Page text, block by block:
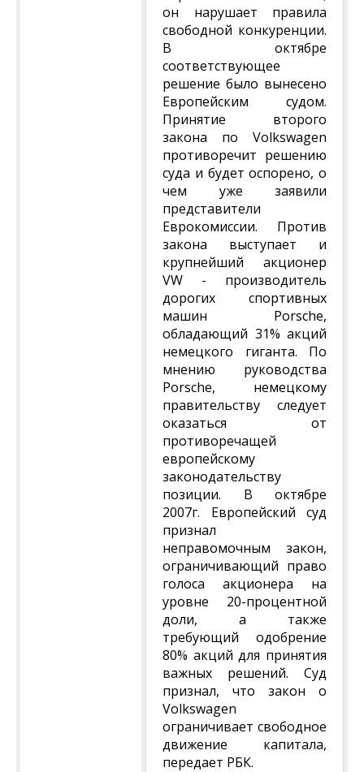
он нарушает правила
свободной конкуренции.
В октябре
соответствующее
решение было вынесено
Европейским судом.
Принятие второго
закона по Volkswagen
противоречит решению
суда и будет оспорено, о
чем уже заявили
представители
Еврокомиссии. Против
закона выступает и
крупнейший акционер
VW - производитель
дорогих спортивных
машин Porsche,
обладающий 31% акций
немецкого гиганта. По
мнению руководства
Porsche, немецкому
правительству следует
оказаться от
противоречащей
европейскому
законодательству
позиции. В октябре
2007г. Европейский суд
признал
неправомочным закон,
ограничивающий право
голоса акционера на
уровне 20-процентной
доли, а также
требующий одобрение
80% акций для принятия
важных решений. Суд
признал, что закон о
Volkswagen
ограничивает свободное
движение капитала,
передает РБК.